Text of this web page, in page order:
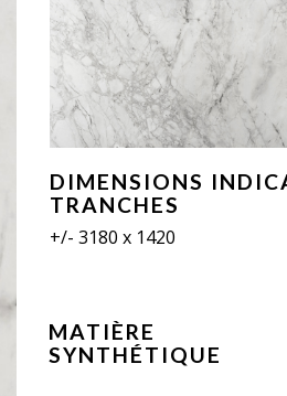
MATIÈRE
SYNTHÉTIQUE
DIMENSIONS
TRANCHES
+/- 3180 x 1420